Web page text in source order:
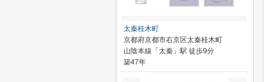
太秦桂木町
京都府京都市右京区太秦桂木町
山陰本線「太秦」駅 徒歩9分
築47年